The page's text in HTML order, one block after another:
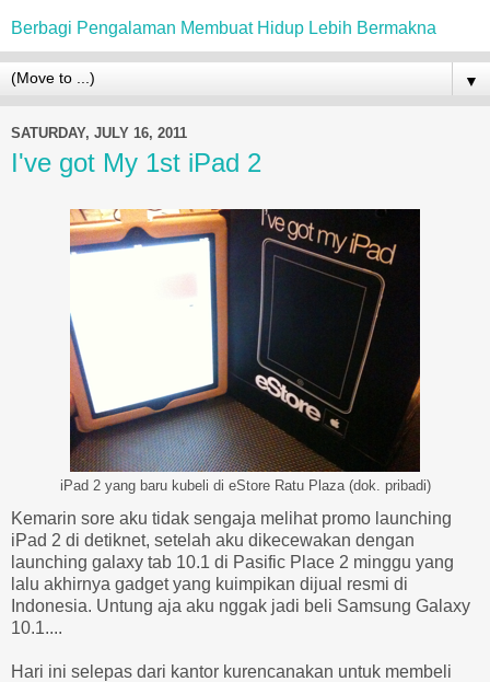
Berbagi Pengalaman Membuat Hidup Lebih Bermakna
▼
SATURDAY, JULY 16, 2011
I've got My 1st iPad 2
iPad 2 yang baru kubeli di eStore Ratu Plaza (dok. pribadi)
Kemarin sore aku tidak sengaja melihat promo launching
iPad 2 di detiknet, setelah aku dikecewakan dengan
launching galaxy tab 10.1 di Pasific Place 2 minggu yang
lalu akhirnya gadget yang kuimpikan dijual resmi di
Indonesia. Untung aja aku nggak jadi beli Samsung Galaxy
10.1....
Hari ini selepas dari kantor kurencanakan untuk membeli